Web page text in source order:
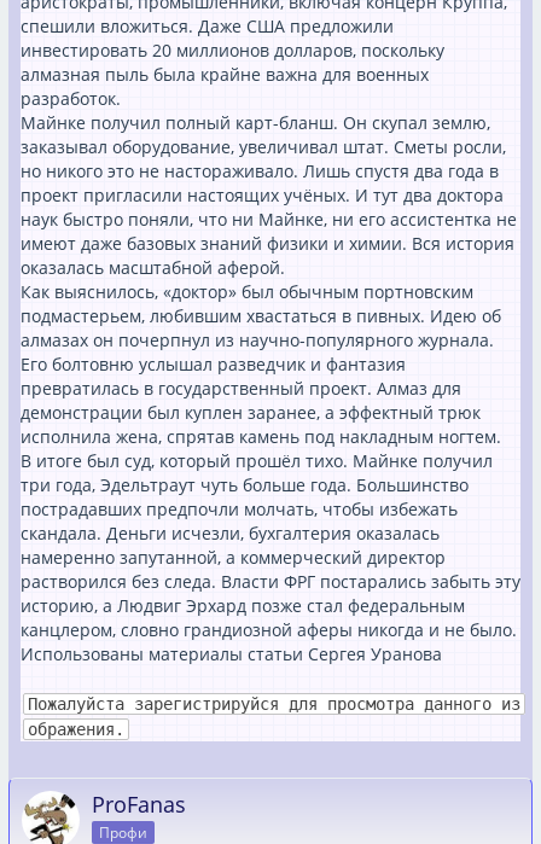
спешили вложиться. Даже США предложили
инвестировать 20 миллионов долларов, поскольку
алмазная пыль была крайне важна для военных
разработок.
Майнке получил полный карт-бланш. Он скупал землю,
заказывал оборудование, увеличивал штат. Сметы росли,
но никого это не настораживало. Лишь спустя два года в
проект пригласили настоящих учёных. И тут два доктора
наук быстро поняли, что ни Майнке, ни его ассистентка не
имеют даже базовых знаний физики и химии. Вся история
оказалась масштабной аферой.
Как выяснилось, «доктор» был обычным портновским
подмастерьем, любившим хвастаться в пивных. Идею об
алмазах он почерпнул из научно-популярного журнала.
Его болтовню услышал разведчик и фантазия
превратилась в государственный проект. Алмаз для
демонстрации был куплен заранее, а эффектный трюк
исполнила жена, спрятав камень под накладным ногтем.
В итоге был суд, который прошёл тихо. Майнке получил
три года, Эдельтраут чуть больше года. Большинство
пострадавших предпочли молчать, чтобы избежать
скандала. Деньги исчезли, бухгалтерия оказалась
намеренно запутанной, а коммерческий директор
растворился без следа. Власти ФРГ постарались забыть эту
историю, а Людвиг Эрхард позже стал федеральным
канцлером, словно грандиозной аферы никогда и не было.
Использованы материалы статьи Сергея Уранова
Пожалуйста зарегистрируйся для просмотра данного из
ображения.
ProFanas
Профи